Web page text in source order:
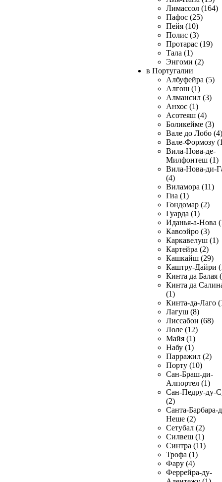
Лимассол (164)
Пафос (25)
Пейя (10)
Полис (3)
Протарас (19)
Тала (1)
Энгоми (2)
в Португалии
Албуфейра (5)
Алгош (1)
Алмансил (3)
Анхос (1)
Асотеяш (4)
Боликейме (3)
Вале до Лобо (4)
Вале-Формозу
Вила-Нова-де-
Милфонтеш (1)
Вила-Нова-ди-
(4)
Виламора (11)
Гиа (1)
Гондомар (2)
Гуарда (1)
Иданья-а-Нова
Кавоэйро (3)
Каркавелуш (1)
Картейра (2)
Кашкайш (29)
Каштру-Дайри
Кинта да Балая
Кинта да
(1)
Кинта-да-Лаго
Лагуш (8)
Лиссабон (68)
Лоле (12)
Майя (1)
Набу (1)
Парражил (2)
Порту (10)
Сан-Браш-ди-
Алпортел (1)
Сан-Педру-ду-
(2)
Санта-Барбара-
Неше (2)
Сетубал (2)
Силвеш (1)
Синтра (11)
Трофа (1)
Фару (4)
Феррейра-ду-